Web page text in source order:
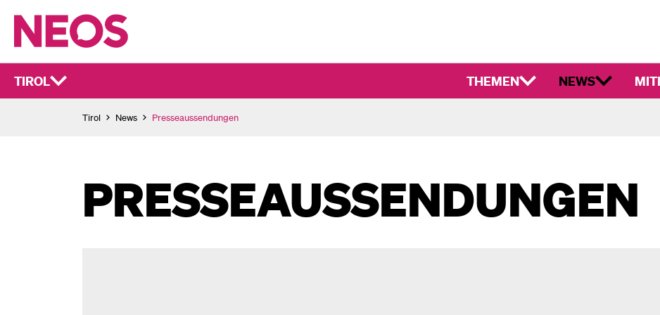
TIROL THEMEN NEWS
Tirol News Presseaussendungen
PRESSEAUSSENDUNGEN